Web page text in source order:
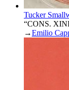
Tucker
“CONS.
→Emilio